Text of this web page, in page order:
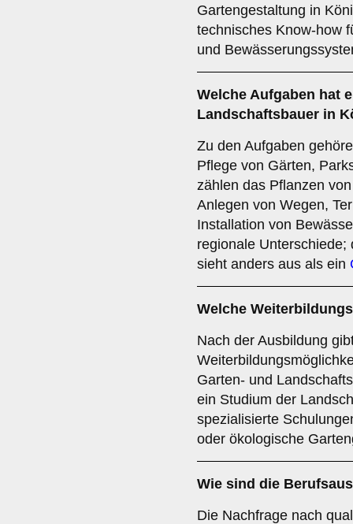
Gartengestaltung in
technisches Know-how
und
Welche Aufgaben hat
Landschaftsbauer in
Zu den Aufgaben
Pflege von Gärten,
zählen das Pflanzen
Anlegen von Wegen,
Installation von
regionale
sieht anders aus als ein
Welche
Nach der Ausbildung
Garten- und
ein Studium der
spezialisierte
oder ökologische
Wie sind die
Die Nachfrage nach